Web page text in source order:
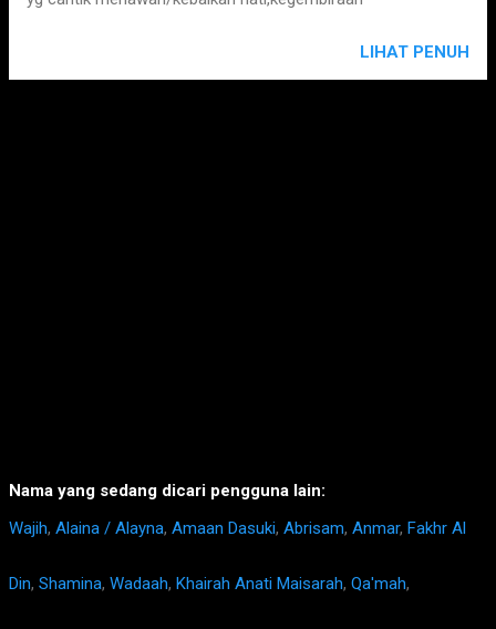
LIHAT PENUH
Nama yang sedang dicari pengguna lain:
Wajih, Alaina / Alayna, Amaan Dasuki, Abrisam, Anmar, Fakhr Al
Din, Shamina, Wadaah, Khairah Anati Maisarah, Qa'mah,